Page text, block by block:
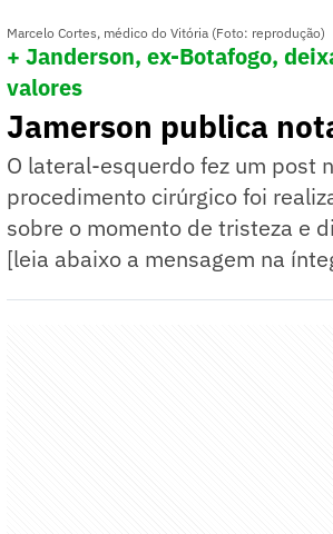
Marcelo Cortes, médico do Vitória (Foto: reprodução)
+ Janderson, ex-Botafogo,
valores
Jamerson publica
O lateral-esquerdo fez um post
procedimento cirúrgico foi
sobre o momento de tristeza e
[leia abaixo a mensagem na